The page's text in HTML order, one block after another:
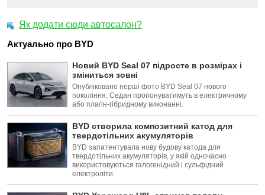
Як додати сюди автосалон?
Актуально про BYD
Новий BYD Seal 07 підросте в розмірах і
зміниться зовні
Опубліковано перші фото BYD Seal 07 нового
покоління. Седан пропонуватимуть в електричному
або плагін-гібридному виконанні.
BYD створила композитний катод для
твердотільних акумуляторів
BYD запатентувала нову будову катода для
твердотільних акумуляторів, у якій одночасно
використовуються галогенідний і сульфідний
електроліти.